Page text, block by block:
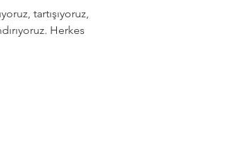
tartışıyoruz,
Herkes